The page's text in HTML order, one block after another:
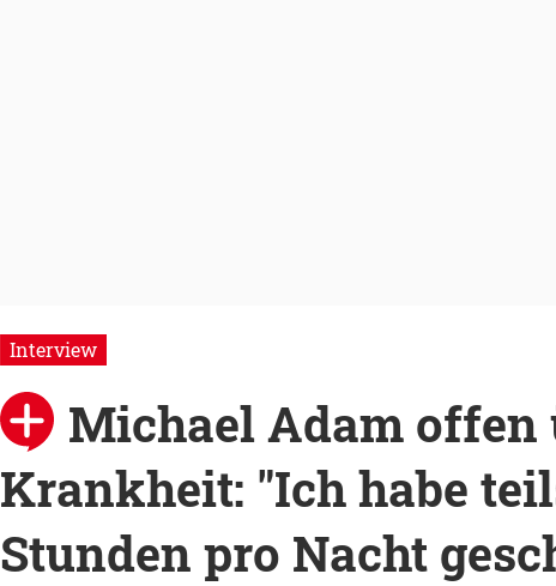
Interview
Michael Adam offen
Krankheit: "Ich habe
Stunden pro Nacht